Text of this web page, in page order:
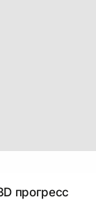
прогресс